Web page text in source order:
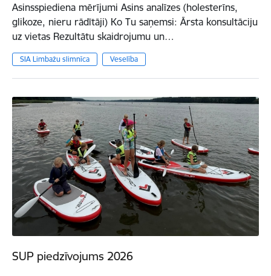
Asinsspiediena mērījumi Asins analīzes (holesterīns,
glikoze, nieru rādītāji) Ko Tu saņemsi: Ārsta konsultāciju
uz vietas Rezultātu skaidrojumu un…
SIA Limbažu slimnīca Veselība
SUP piedzīvojums 2026